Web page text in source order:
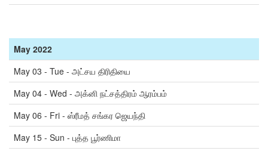
May 2022
May 03 - Tue - அட்சய திரிதியை
May 04 - Wed - அக்னி நட்சத்திரம் ஆரம்பம்
May 06 - Fri - ஸ்ரீமத் சங்கர ஜெயந்தி
May 15 - Sun - புத்த பூர்ணிமா